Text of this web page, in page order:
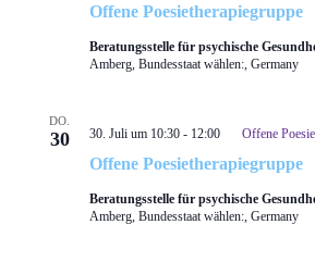
Offene Poesietherapiegruppe
Beratungsstelle für psychische
Amberg, Bundesstaat wählen:, Germany
DO.
30
Offene Poesietherapiegruppe
30. Juli um 10:30- 12:00 Offene
Beratungsstelle für psychische
Amberg, Bundesstaat wählen:, Germany